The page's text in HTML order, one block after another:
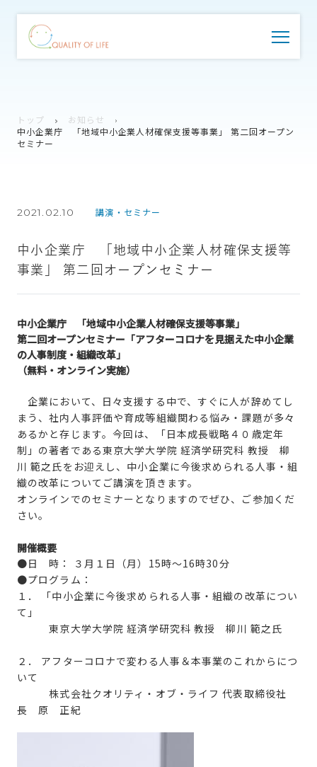
トップ
お知らせ
中小企業庁 「地域中小企業人材確保支援等事業」 第二回オープン
セミナー
2021.02.10 講演・セミナー
中小企業庁 「地域中小企業人材確保支援等
事業」 第二回オープンセミナー
中小企業庁 「地域中小企業人材確保支援等事業」
第二回オープンセミナー「アフターコロナを見据えた中小企業
の人事制度・組織改革」
（無料・オンライン実施）
企業において、日々支援する中で、すぐに人が辞めてし
まう、社内人事評価や育成等組織関わる悩み・課題が多々
あるかと存じます。今回は、「日本成長戦略４０歳定年
制」の著者である東京大学大学院 経済学研究科 教授 柳
川 範之氏をお迎えし、中小企業に今後求められる人事・組
織の改革についてご講演を頂きます。
オンラインでのセミナーとなりますのでぜひ、ご参加くだ
さい。
開催概要
●日 時： ３月１日（月）15時～16時30分
●プログラム：
１． 「中小企業に今後求められる人事・組織の改革につい
て」
東京大学大学院 経済学研究科 教授 柳川 範之氏
２． アフターコロナで変わる人事＆本事業のこれからにつ
いて
株式会社クオリティ・オブ・ライフ 代表取締役社
長 原 正紀